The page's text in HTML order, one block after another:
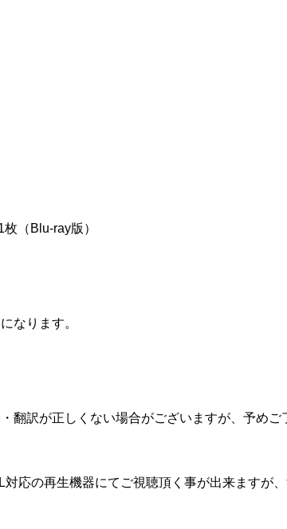
（Blu-ray版）
なります。
翻訳が正しくない場合がございますが、予めご
応の再生機器にてご視聴頂く事が出来ますが